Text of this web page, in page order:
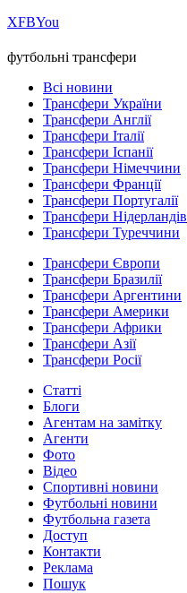
ХFBYou
футбольні трансфери
Всі новини
Трансфери України
Трансфери Англії
Трансфери Італії
Трансфери Іспанії
Трансфери Німеччини
Трансфери Франції
Трансфери Португалії
Трансфери Нідерландів
Трансфери Туреччини
Трансфери Європи
Трансфери Бразилії
Трансфери Аргентини
Трансфери Америки
Трансфери Африки
Трансфери Азії
Трансфери Росії
Статті
Блоги
Агентам на замітку
Агенти
Фото
Відео
Спортивні новини
Футбольні новини
Футбольна газета
Доступ
Контакти
Реклама
Пошук